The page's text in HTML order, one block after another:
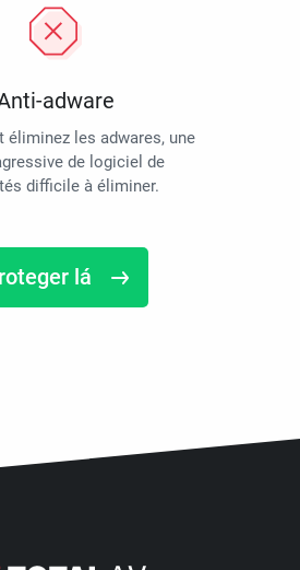
adware
éliminez les adwares, une
de logiciel de
difficile à éliminer.
lá